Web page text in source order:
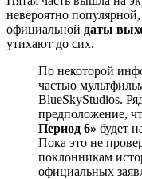
невероятно
официальной даты
утихают до сих.
По некоторой
частью
BlueSkyStudios.
предположение,
Период 6» будет
Пока это не
поклонникам
официальных